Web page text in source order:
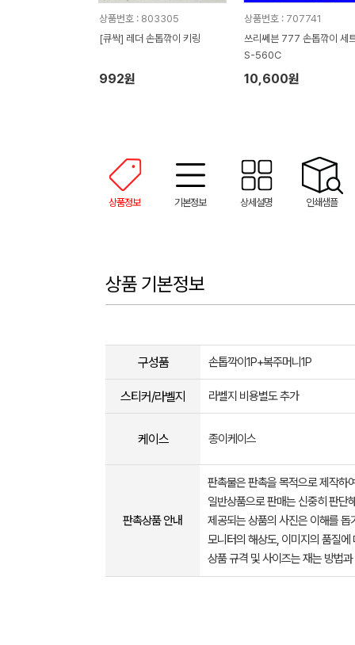
상품번호 : 803305
[큐싹] 레더 손톱깎이 키링
992원
상품번호 : 707741
쓰리쎄븐 777 손톱깎이 세
S-560C
10,600원
상품정보 기본정보 상세설명 인쇄샘플
상품 기본정보
구성품 손톱깍이1P+복주머니1P
스티커/라벨지 라벨지 비용별도 추가
케이스 종이케이스
판촉상품 안내
판촉물은 판촉을 목적으로 제작하
일반상품으로 판매는 신중히 판단
제공되는 상품의 사진은 이해를
모니터의 해상도, 이미지의 품질
상품 규격 및 사이즈는 재는 방법